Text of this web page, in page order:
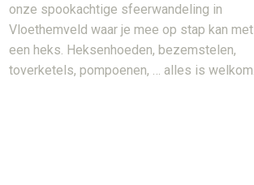
onze spookachtige sfeerwandeling in
Vloethemveld waar je mee op stap kan met
een heks. Heksenhoeden, bezemstelen,
toverketels, pompoenen, … alles is welkom.